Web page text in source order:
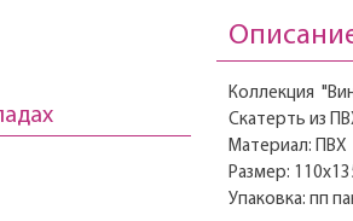
Коллекция
Скатерть из
Материал: ПВХ
Размер:
Упаковка: пп